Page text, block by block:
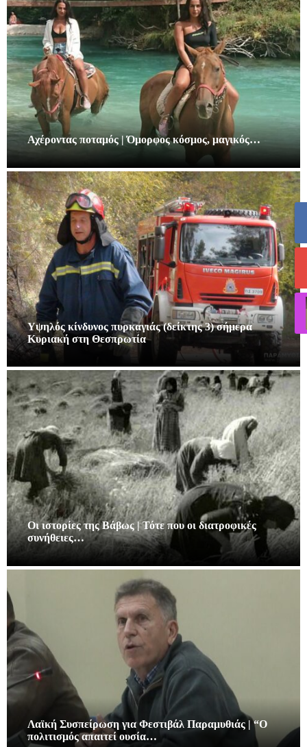
Αχέροντας ποταμός | Όμορφος κόσμος, μαγικός…
Υψηλός κίνδυνος πυρκαγιάς (δείκτης 3) σήμερα
Κυριακή στη Θεσπρωτία
Οι ιστορίες της Βάβως | Τότε που οι διατροφικές
συνήθειες…
Λαϊκή Συσπείρωση για Φεστιβάλ Παραμυθιάς | “Ο
πολιτισμός απαιτεί ουσία…